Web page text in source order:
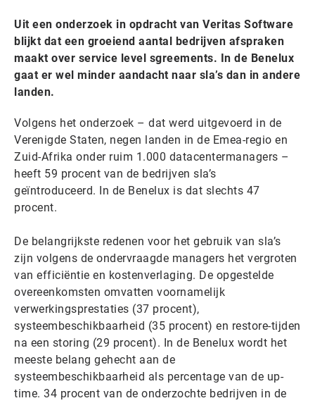
Uit een onderzoek in opdracht van Veritas Software
blijkt dat een groeiend aantal bedrijven afspraken
maakt over service level sgreements. In de Benelux
gaat er wel minder aandacht naar sla’s dan in andere
landen.
Volgens het onderzoek – dat werd uitgevoerd in de
Verenigde Staten, negen landen in de Emea-regio en
Zuid-Afrika onder ruim 1.000 datacentermanagers –
heeft 59 procent van de bedrijven sla’s
geïntroduceerd. In de Benelux is dat slechts 47
procent.
De belangrijkste redenen voor het gebruik van sla’s
zijn volgens de ondervraagde managers het vergroten
van efficiëntie en kostenverlaging. De opgestelde
overeenkomsten omvatten voornamelijk
verwerkingsprestaties (37 procent),
systeembeschikbaarheid (35 procent) en restore-tijden
na een storing (29 procent). In de Benelux wordt het
meeste belang gehecht aan de
systeembeschikbaarheid als percentage van de up-
time. 34 procent van de onderzochte bedrijven in de